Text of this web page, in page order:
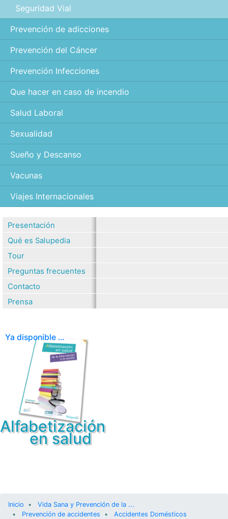
Seguridad Vial
Prevención de adicciones
Prevención del Cáncer
Prevención Infecciones
Que hacer en caso de incendio
Salud Laboral
Sexualidad
Sueño y Descanso
Vacunas
Viajes Internacionales
Presentación
Qué es Salupedia
Tour
Preguntas frecuentes
Contacto
Prensa
Ya disponible ...
Alfabetización
en salud
Inicio
Vida Sana y Prevención de la ...
Prevención de accidentes
Accidentes Domésticos